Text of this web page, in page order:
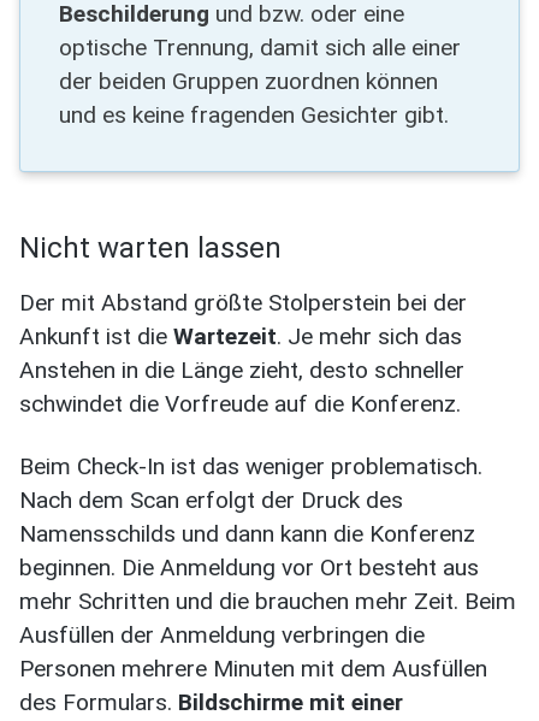
Beschilderung und bzw. oder eine
optische Trennung, damit sich alle einer
der beiden Gruppen zuordnen können
und es keine fragenden Gesichter gibt.
Nicht warten lassen
Der mit Abstand größte Stolperstein bei der
Ankunft ist die Wartezeit. Je mehr sich das
Anstehen in die Länge zieht, desto schneller
schwindet die Vorfreude auf die Konferenz.
Beim Check-In ist das weniger problematisch.
Nach dem Scan erfolgt der Druck des
Namensschilds und dann kann die Konferenz
beginnen. Die Anmeldung vor Ort besteht aus
mehr Schritten und die brauchen mehr Zeit. Beim
Ausfüllen der Anmeldung verbringen die
Personen mehrere Minuten mit dem Ausfüllen
des Formulars. Bildschirme mit einer